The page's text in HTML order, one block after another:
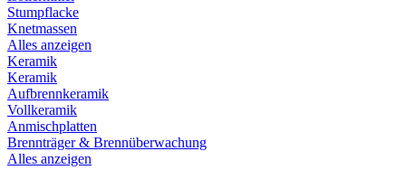
Stumpflacke
Knetmassen
Alles anzeigen
Keramik
Keramik
Aufbrennkeramik
Vollkeramik
Anmischplatten
Brennträger & Brennüberwachung
Alles anzeigen